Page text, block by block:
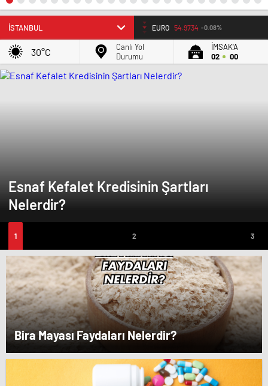
EURO 54.9734 -0.08%
30°C
Canlı Yol
Durumu
İMSAK'A
02
00
Esnaf Kefalet Kredisinin Şartları
Nelerdir?
Bira Mayası Faydaları Nelerdir?